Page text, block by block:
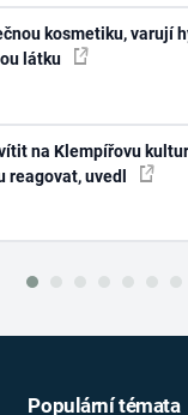
kosmetiku, varují
látku
na Klempířovu
reagovat, uvedl
Populární témata